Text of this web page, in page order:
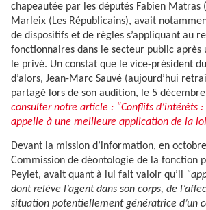
chapeautée par les députés Fabien Matras
Marleix (Les Républicains), avait
de dispositifs et de règles s’appliquant au
fonctionnaires dans le secteur public après
le privé. Un constat que le vice-président
d’alors, Jean-Marc Sauvé (aujourd’hui
partagé lors de son audition, le 5 décembre
consulter notre article : “Conflits d’intérêts :
appelle à une meilleure application de la
Devant la mission d’information, en
Commission de déontologie de la fonction
Peylet, avait quant à lui fait valoir qu’il
dont relève l’agent dans son corps, de
situation potentiellement génératrice d’un